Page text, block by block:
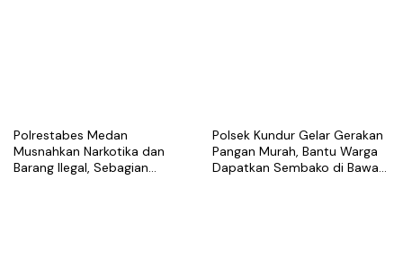
Polrestabes Medan
Musnahkan Narkotika dan
Barang Ilegal, Sebagian
Polsek Kundur Gelar Gerakan
Pangan Murah, Bantu Warga
Dapatkan Sembako di Bawah